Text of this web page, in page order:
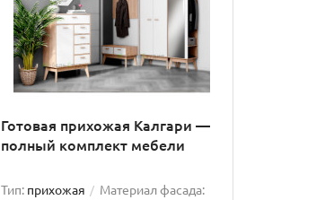
Готовая прихожая Калгари —
полный комплект мебели
Тип: прихожая
Материал фасада: